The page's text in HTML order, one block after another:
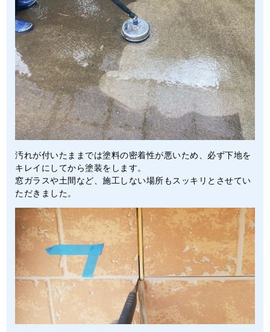
汚れが付いたままでは塗料の密着性が悪いため、必ず下地を
キレイにしてから塗装をします。
窓ガラスや土間など、施工しない場所もスッキリとさせてい
ただきました。